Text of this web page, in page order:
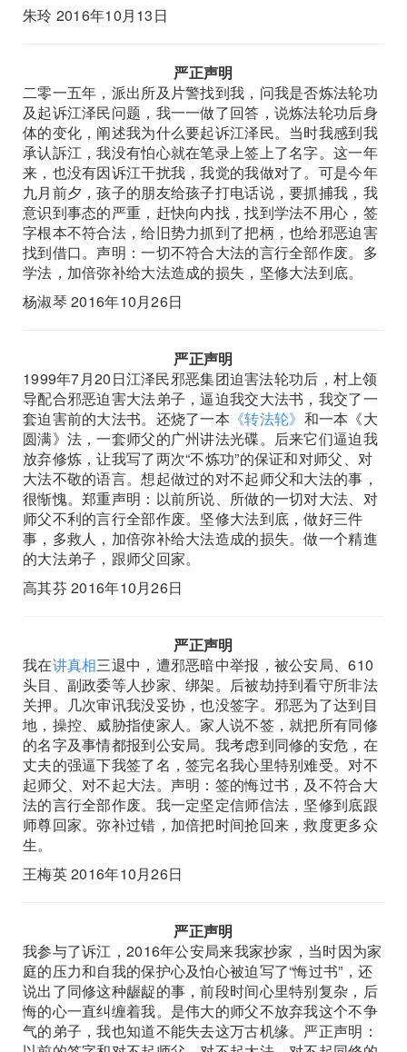
朱玲 2016年10月13日
严正声明
二零一五年，派出所及片警找到我，问我是否炼法轮功
及起诉江泽民问题，我一一做了回答，说炼法轮功后身
体的变化，阐述我为什么要起诉江泽民。当时我感到我
承认訴江，我没有怕心就在笔录上签上了名字。这一年
来，也没有因诉江干扰我，我觉的我做对了。可是今年
九月前夕，孩子的朋友给孩子打电话说，要抓捕我，我
意识到事态的严重，赶快向内找，找到学法不用心，签
字根本不符合法，给旧势力抓到了把柄，也给邪恶迫害
找到借口。声明：一切不符合大法的言行全部作废。多
学法，加倍弥补给大法造成的损失，坚修大法到底。
杨淑琴 2016年10月26日
严正声明
1999年7月20日江泽民邪恶集团迫害法轮功后，村上领
导配合邪恶迫害大法弟子，逼迫我交大法书，我交了一
套迫害前的大法书。还烧了一本 《转法轮》 和一本《大
圆满》法，一套师父的广州讲法光碟。后来它们逼迫我
放弃修炼，让我写了两次“不炼功”的保证和对师父、对
大法不敬的语言。想起做过的对不起师父和大法的事，
很惭愧。郑重声明：以前所说、所做的一切对大法、对
师父不利的言行全部作废。坚修大法到底，做好三件
事，多救人，加倍弥补给大法造成的损失。做一个精進
的大法弟子，跟师父回家。
高其芬 2016年10月26日
严正声明
我在讲真相三退中，遭邪恶暗中举报，被公安局、610
头目、副政委等人抄家、绑架。后被劫持到看守所非法
关押。几次审讯我没妥协，也没签字。邪恶为了达到目
地，操控、威胁指使家人。家人说不签，就把所有同修
的名字及事情都报到公安局。我考虑到同修的安危，在
丈夫的强逼下我签了名，签完名我心里特别难受。对不
起师父、对不起大法。声明：签的悔过书，及不符合大
法的言行全部作废。我一定坚定信师信法，坚修到底跟
师尊回家。弥补过错，加倍把时间抢回来，救度更多众
生。
王梅英 2016年10月26日
严正声明
我参与了诉江，2016年公安局来我家抄家，当时因为家
庭的压力和自我的保护心及怕心被迫写了“悔过书”，还
说出了同修这种龌龊的事，前段时间心里特别复杂，后
悔的心一直纠缠着我。是伟大的师父不放弃我这个不争
气的弟子，我也知道不能失去这万古机缘。严正声明：